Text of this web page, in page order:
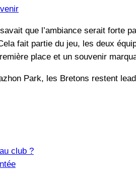
que l’ambiance serait forte
fait partie du jeu, les deux
place et un souvenir
Park, les Bretons restent
club ?